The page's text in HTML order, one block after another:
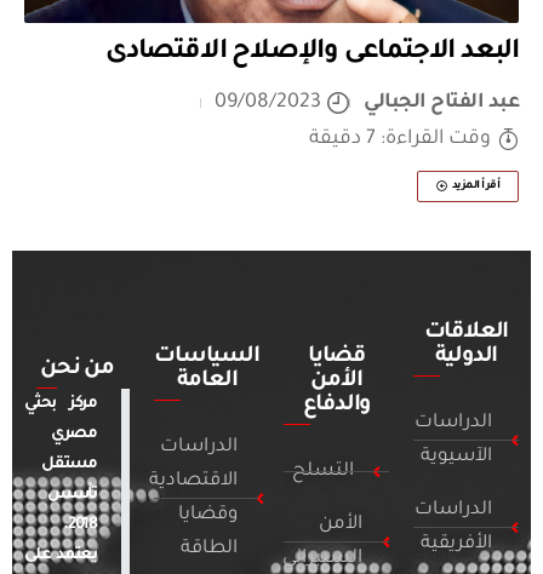
البعد الاجتماعى والإصلاح الاقتصادى
عبد الفتاح الجبالي
09/08/2023
وقت القراءة: 7 دقيقة
أقرأ المزيد
العلاقات
الدولية
الدراسات
الآسيوية
الدراسات
الأفريقية
قضايا
الأمن
والدفاع
التسلح
الأمن
السيبراني
السياسات
العامة
الدراسات
الاقتصادية
وقضايا
الطاقة
من نحن
مركز بحثي
مصري
مستقل
تأسس
2018.
يعتمد على